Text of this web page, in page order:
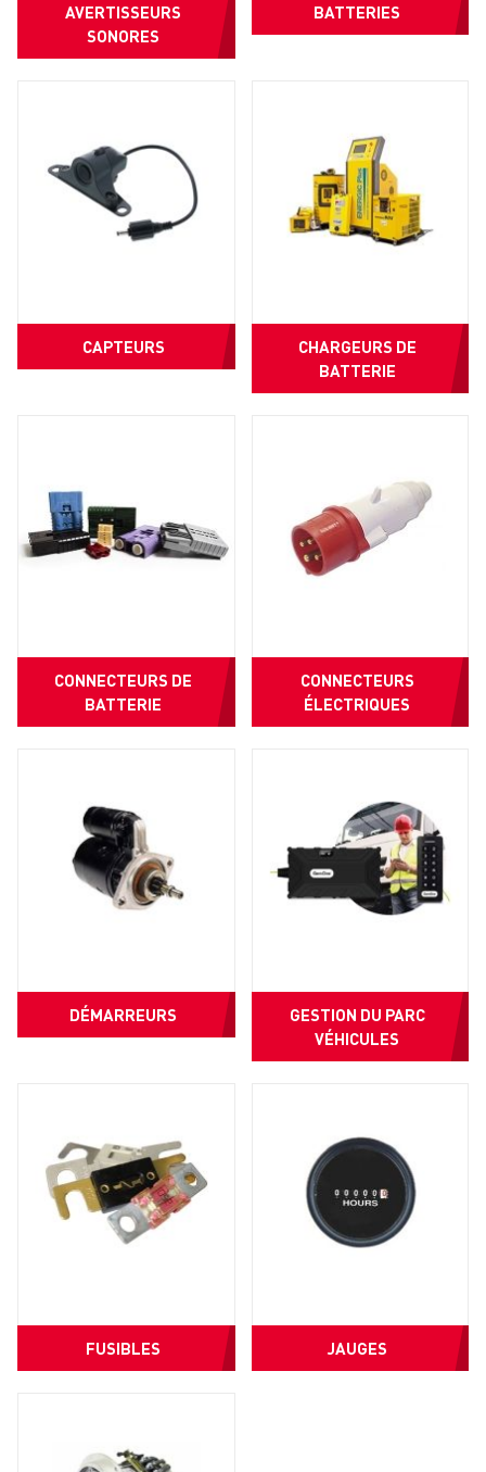
AVERTISSEURS
SONORES
BATTERIES
CAPTEURS
CHARGEURS DE
BATTERIE
CONNECTEURS DE
BATTERIE
CONNECTEURS
ÉLECTRIQUES
DÉMARREURS
GESTION DU PARC
VÉHICULES
FUSIBLES JAUGES